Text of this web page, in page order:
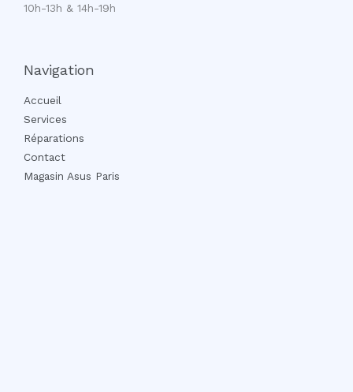
10h-13h & 14h-19h
Navigation
Accueil
Services
Réparations
Contact
Magasin Asus Paris